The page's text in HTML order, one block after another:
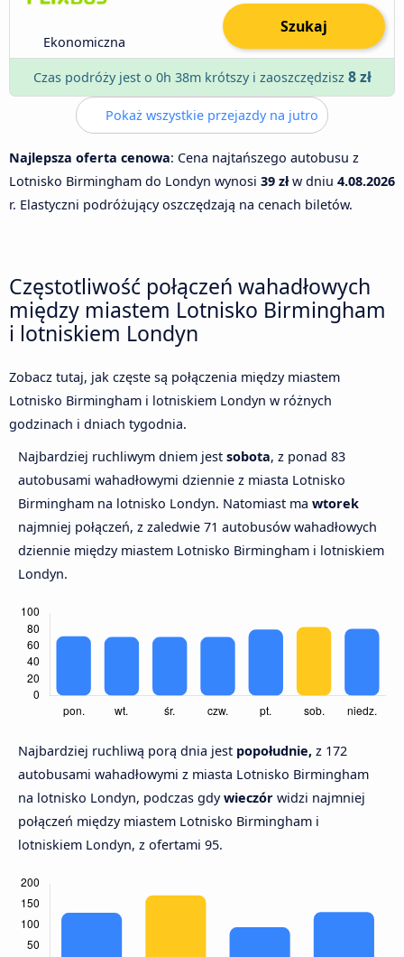
Ekonomiczna
Szukaj
Czas podróży jest o 0h 38m krótszy i zaoszczędzisz 8 zł
Pokaż wszystkie przejazdy na jutro
Najlepsza oferta cenowa: Cena najtańszego autobusu z
Lotnisko Birmingham do Londyn wynosi 39 złw dniu 4.08.2026
r. Elastyczni podróżujący oszczędzają na cenach biletów.
Częstotliwość połączeń wahadłowych
między miastem Lotnisko Birmingham
i lotniskiem Londyn
Zobacz tutaj, jak częste są połączenia między miastem
Lotnisko Birmingham i lotniskiem Londyn w różnych
godzinach i dniach tygodnia.
Najbardziej ruchliwym dniem jest sobota, z ponad 83
autobusami wahadłowymi dziennie z miasta Lotnisko
Birmingham na lotnisko Londyn. Natomiast ma wtorek
najmniej połączeń, z zaledwie 71 autobusów wahadłowych
dziennie między miastem Lotnisko Birmingham i lotniskiem
Londyn.
Najbardziej ruchliwą porą dnia jest popołudnie, z 172
autobusami wahadłowymi z miasta Lotnisko Birmingham
na lotnisko Londyn, podczas gdywieczór widzi najmniej
połączeń między miastem Lotnisko Birmingham i
lotniskiem Londyn, z ofertami 95.